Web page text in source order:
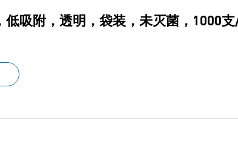
低吸附，透明，袋装，未灭菌，1000